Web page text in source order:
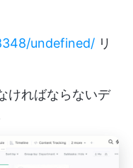
undefined/ リ
ければならないデ